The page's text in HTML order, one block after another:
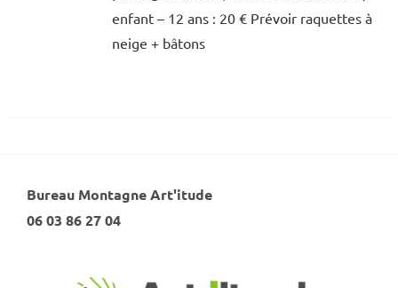
enfant – 12 ans : 20 € Prévoir raquettes à
neige + bâtons
Bureau Montagne Art'itude
06 03 86 27 04